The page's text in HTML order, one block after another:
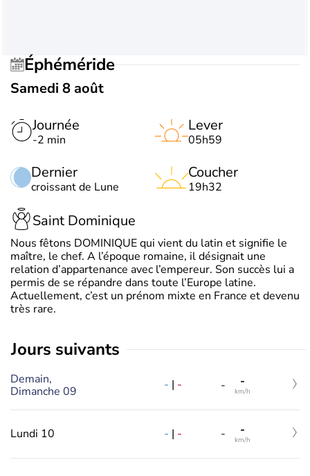
Éphéméride
Samedi 8 août
Journée
-2 min
Dernier
croissant de Lune
Lever
05h59
Coucher
19h32
Saint Dominique
Nous fêtons DOMINIQUE qui vient du latin et signifie le
maître, le chef. A l’époque romaine, il désignait une
relation d’appartenance avec l’empereur. Son succès lui a
permis de se répandre dans toute l’Europe latine.
Actuellement, c’est un prénom mixte en France et devenu
très rare.
jours suivants
Demain,
Dimanche 09
- | - - -
km/h
Lundi 10 - | - - -
km/h